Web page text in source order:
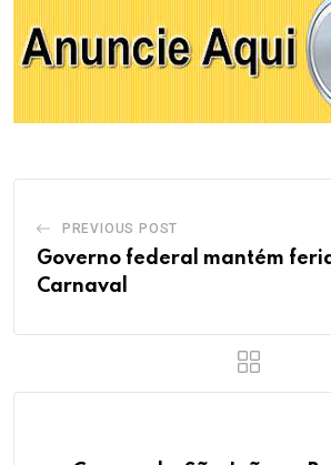
PREVIOUS POST
Governo federal mantém
Carnaval